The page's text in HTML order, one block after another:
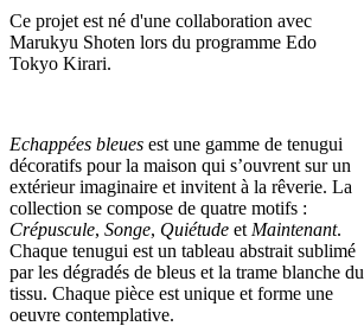
Ce projet est né d'une collaboration avec
Marukyu Shoten lors du programme Edo
Tokyo Kirari.
Echappées bleues est une gamme de tenugui
décoratifs pour la maison qui s’ouvrent sur un
extérieur imaginaire et invitent à la rêverie. La
collection se compose de quatre motifs :
Crépuscule, Songe, Quiétude et Maintenant.
Chaque tenugui est un tableau abstrait sublimé
par les dégradés de bleus et la trame blanche du
tissu. Chaque pièce est unique et forme une
oeuvre contemplative.